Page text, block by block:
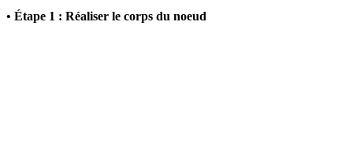
• Étape 1 : Réaliser le corps du noeud